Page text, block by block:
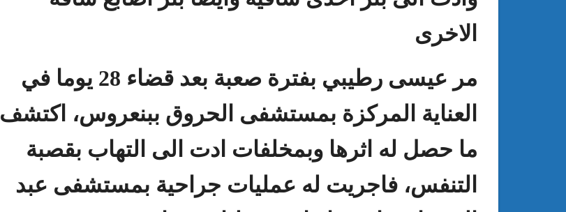
الاخرى
مر عيسى رطيبي بفترة صعبة بعد قضاء 28 يوما في
العناية المركزة بمستشفى الحروق ببنعروس، اكتشف
ما حصل له اثرها وبمخلفات ادت الى التهاب بقصبة
التنفس، فاجريت له عمليات جراحية بمستشفى عبد